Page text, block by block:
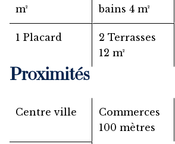
m²
bains 4 m²
1 Placard
2 Terrasses
12 m²
Proximités
Centre ville
Commerces
100 mètres